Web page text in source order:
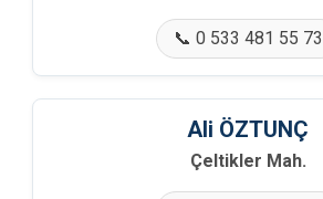
🏢 Saraçlı Mah.
🏢 Sarıgazi Mah.
🏢 Sekiharman Mah.
📞 0 533 481 55 73
Ali ÖZTUNÇ
Çeltikler Mah.